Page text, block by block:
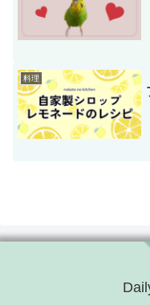
料理